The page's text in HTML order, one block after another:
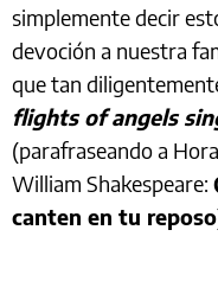
simplemente decir
devoción a nuestra
que tan
flights of angels
(parafraseando a
William Shakespeare:
canten en tu reposo